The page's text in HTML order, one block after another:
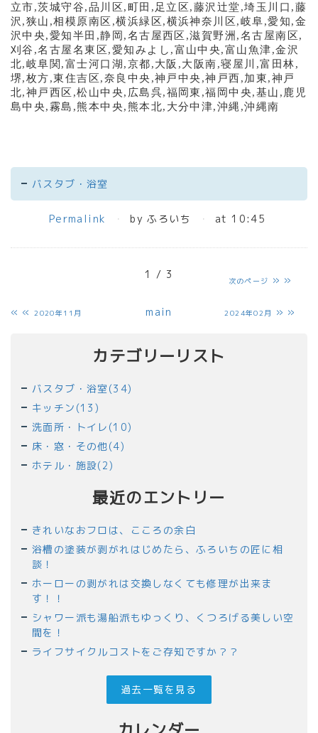
立市,茨城守谷,品川区 ,町田 , 足立区 ,藤沢辻堂,埼玉川口 ,藤
沢 ,狭山 ,相模原南区 ,横浜緑区 ,横浜神奈川区 ,岐阜,愛知,金
沢中央,愛知半田 ,静岡 ,名古屋西区 ,滋賀野洲 ,名古屋南区 ,
刈谷 ,名古屋名東区 ,愛知みよし ,富山中央,富山魚津,金沢
北,岐阜関 ,富士河口湖 ,京都,大阪 ,大阪南,寝屋川 ,富田林,
堺,枚方,東住吉区 ,奈良中央 ,神戸中央 ,神戸西,加東,神戸
北,神戸西区 ,松山中央, 広島呉,福岡東 ,福岡中央,基山 , 鹿児
島中央,霧島 ,熊本中央,熊本北, 大分中津,沖縄 ,沖縄南
バスタブ・浴室
Permalink by ふろいち at 10:45
1 / 3 次のページ »
«2020年11月 main 2024年02月 »
カテゴリーリスト
バスタブ・浴室(34)
キッチン(13)
洗面所・トイレ(10)
床・窓・その他(4)
ホテル・施設(2)
最近のエントリー
きれいなおフロは、こころの余白
浴槽の塗装が剥がれはじめたら、ふろいちの匠に相
談！
ホーローの剥がれは交換しなくても修理が出来ま
す！！
シャワー派も湯船派もゆっくり、くつろげる美しい空
間を！
ライフサイクルコストをご存知ですか？？
過去一覧を見る